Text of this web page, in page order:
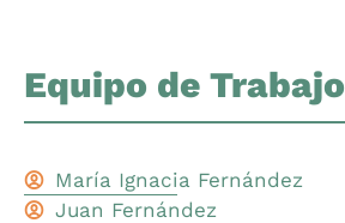
Equipo de Trabajo
María Ignacia Fernández
Juan Fernández